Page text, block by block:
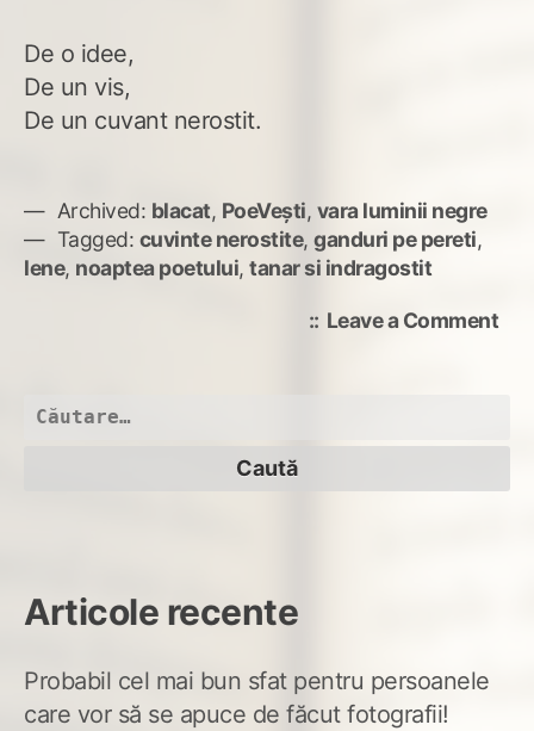
De o idee,
De un vis,
De un cuvant nerostit.
Archived: blacat, PoeVești, vara luminii negre
Tagged: cuvinte nerostite, ganduri pe pereti,
lene, noaptea poetului, tanar si indragostit
Leave a Commenton
Caută
Articole recente
Probabil cel mai bun sfat pentru persoanele
care vor să se apuce de făcut fotografii!